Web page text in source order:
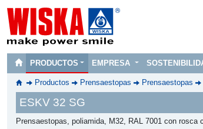
PRODUCTOS EMPRESA
Productos Prensaestopas Prensaestopas
ESKV 32 SG
Prensaestopas, poliamida, M32, RAL 7001 con rosca